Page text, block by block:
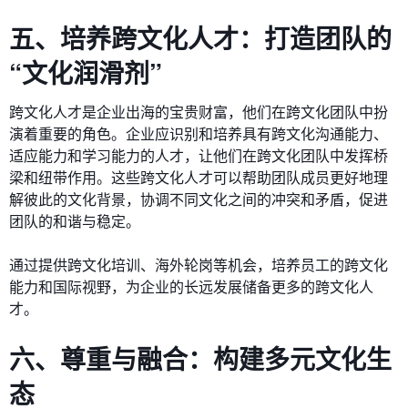
五、培养跨文化人才：打造团队的
“文化润滑剂”
跨文化人才是企业出海的宝贵财富，他们在跨文化团队中扮
演着重要的角色。企业应识别和培养具有跨文化沟通能力、
适应能力和学习能力的人才，让他们在跨文化团队中发挥桥
梁和纽带作用。这些跨文化人才可以帮助团队成员更好地理
解彼此的文化背景，协调不同文化之间的冲突和矛盾，促进
团队的和谐与稳定。
通过提供跨文化培训、海外轮岗等机会，培养员工的跨文化
能力和国际视野，为企业的长远发展储备更多的跨文化人
才。
六、尊重与融合：构建多元文化生
态